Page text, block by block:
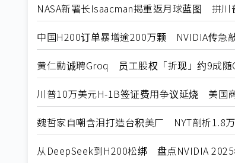
NASA新署长Isaacman揭重返月球蓝图 拼川
中国H200订单暴增逾200万颗 NVIDIA传急
黄仁勳诚聘Groq 员工股权「折现」约9成随
川普10万美元H-1B签证费用争议延烧 美国
魏哲家自嘲含泪打造台积美厂 NYT剖析1.8
从DeepSeek到H200松绑 盘点NVIDIA